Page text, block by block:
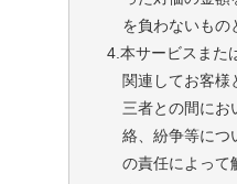
を負わないもの
4.本サービスまた
関連してお客様
三者との間にお
絡、紛争等につ
の責任によって